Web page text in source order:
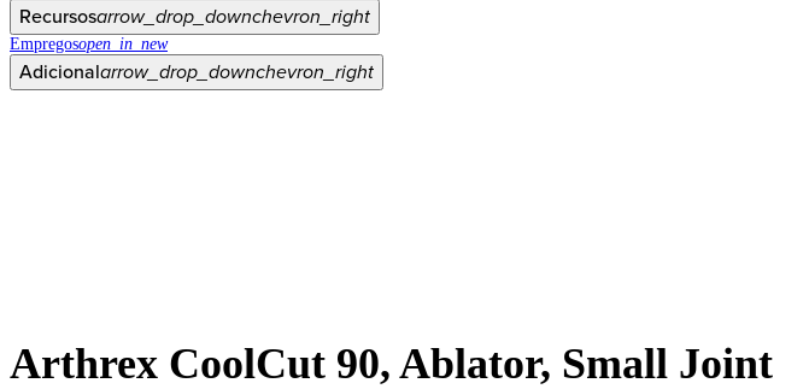
Recursosarrow_drop_downchevron_right
Empregosopen_in_new
Adicionalarrow_drop_downchevron_right
Arthrex CoolCut 90, Ablator, Small Joint